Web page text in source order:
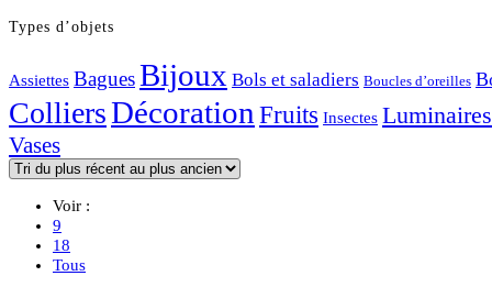
Types d’objets
Assiettes BaguesBijoux Bols et saladiers Boucles d’oreilles
ColliersDécoration Fruits Insectes Luminaires
Vases
Voir :
9
18
Tous